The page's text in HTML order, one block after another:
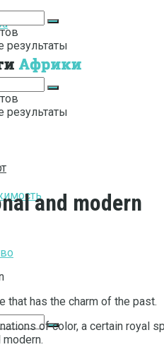
результаты
результаты
and modern
that has the charm of the past.
of color, a certain royal